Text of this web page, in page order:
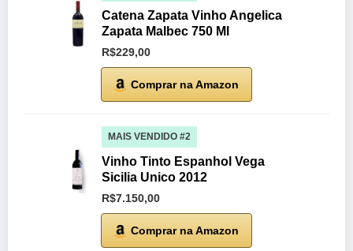
Catena Zapata Vinho Angelica
Zapata Malbec 750 Ml
R$229,00
Comprar na Amazon
MAIS VENDIDO #2
Vinho Tinto Espanhol Vega
Sicilia Unico 2012
R$7.150,00
Comprar na Amazon